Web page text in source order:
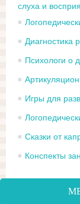
слуха и
Диагностика
Психологи о
Игры для
Сказки от
Конспекты